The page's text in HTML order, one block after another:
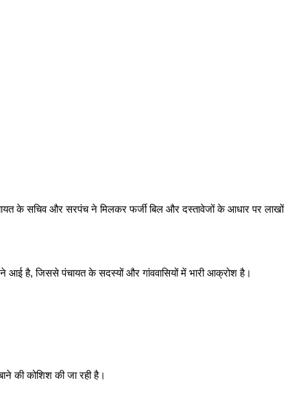
के सचिव और सरपंच ने मिलकर फर्जी बिल और दस्तावेजों के आधार पर लाखों
आई है, जिससे पंचायत के सदस्यों और गांववासियों में भारी आक्रोश है।
की कोशिश की जा रही है।